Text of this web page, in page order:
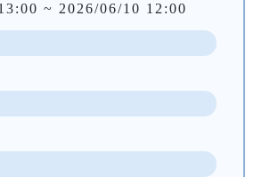
~ 2026/06/10 12:00